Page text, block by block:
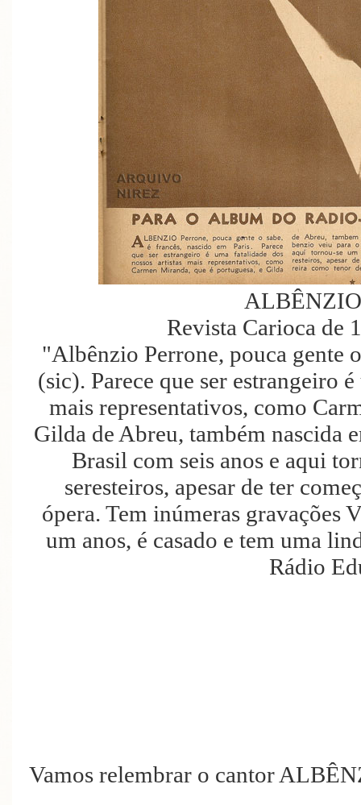
Revista Carioca de
"Albênzio Perrone, pouca gente
(sic). Parece que ser estrangeiro
mais representativos, como
Gilda de Abreu, também nascida
Brasil com seis anos e aqui
seresteiros, apesar de ter
ópera. Tem inúmeras gravações
um anos, é casado e tem uma
Rádio
Vamos relembrar o cantor